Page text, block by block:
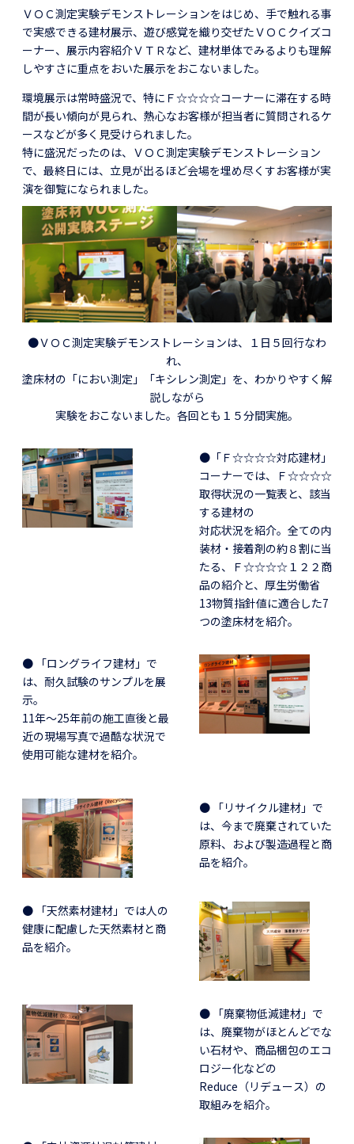
ＶＯＣ測定実験デモンストレーションをはじめ、手で触れる事
で実感できる建材展示、遊び感覚を織り交ぜたＶＯＣクイズコ
ーナー、展示内容紹介ＶＴＲなど、建材単体でみるよりも理解
しやすさに重点をおいた展示をおこないました。
環境展示は常時盛況で、特にＦ☆☆☆☆コーナーに滞在する時
間が長い傾向が見られ、熱心なお客様が担当者に質問されるケ
ースなどが多く見受けられました。
特に盛況だったのは、ＶＯＣ測定実験デモンストレーション
で、最終日には、立見が出るほど会場を埋め尽くすお客様が実
演を御覧になられました。
●ＶＯＣ測定実験デモンストレーションは、１日５回行なわ
れ、
塗床材の「におい測定」「キシレン測定」を、わかりやすく解
説しながら
実験をおこないました。各回とも１５分間実施。
●「Ｆ☆☆☆☆対応建材」
コーナーでは、Ｆ☆☆☆☆
取得状況の一覧表と、該当
する建材の
対応状況を紹介。全ての内
装材・接着剤の約８割に当
たる、Ｆ☆☆☆☆１２２商
品の紹介と、厚生労働省
13物質指針値に適合した7
つの塗床材を紹介。
● 「ロングライフ建材」で
は、耐久試験のサンプルを展
示。
11年～25年前の施工直後と最
近の現場写真で過酷な状況で
使用可能な建材を紹介。
● 「リサイクル建材」で
は、今まで廃棄されていた
原料、および製造過程と商
品を紹介。
● 「天然素材建材」では人の
健康に配慮した天然素材と商
品を紹介。
● 「廃棄物低減建材」で
は、廃棄物がほとんどでな
い石材や、商品梱包のエコ
ロジー化などの
Reduce（リデュース）の
取組みを紹介。